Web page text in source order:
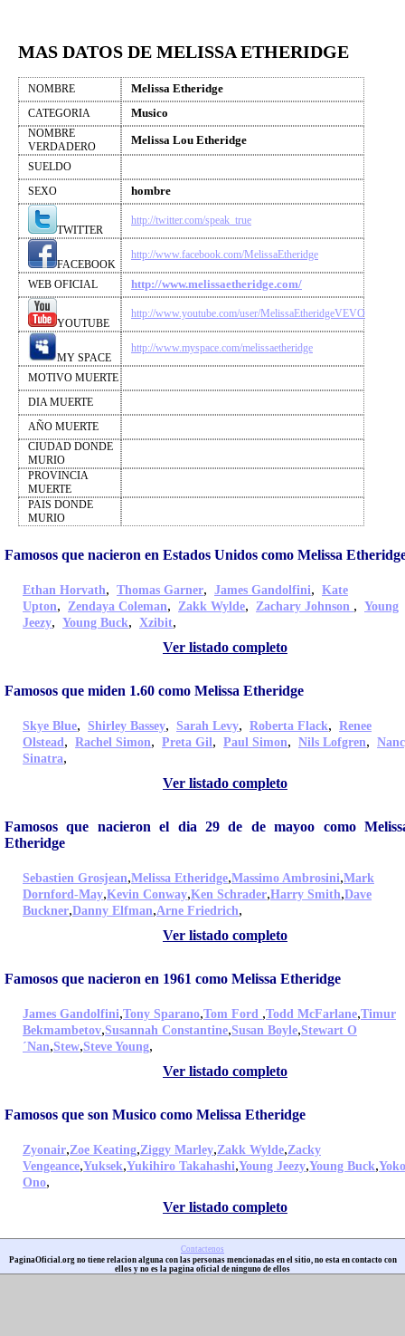
MAS DATOS DE MELISSA ETHERIDGE
NOMBRE Melissa Etheridge
CATEGORIA Musico
NOMBRE
VERDADERO
Melissa Lou Etheridge
SUELDO
SEXO
hombre
TWITTER
http://twitter.com/speak_true
FACEBOOK
http://www.facebook.com/MelissaEtheridge
WEB OFICIAL http://www.melissaetheridge.com/
YOUTUBE
http://www.youtube.com/user/MelissaEtheridgeVEVO
MY SPACE
http://www.myspace.com/melissaetheridge
MOTIVO MUERTE
DIA MUERTE
AÑO MUERTE
CIUDAD DONDE
MURIO
PROVINCIA
MUERTE
PAIS DONDE
MURIO
Famosos que nacieron en Estados Unidos como Melissa
Ethan Horvath, Thomas Garner, James Gandolfini, Kate
Upton, Zendaya Coleman, Zakk Wylde, Zachary Johnson , Young
Jeezy, Young Buck, Xzibit,
Ver listado completo
Famosos que miden 1.60 como Melissa Etheridge
Skye Blue, Shirley Bassey, Sarah Levy, Roberta Flack, Renee
Olstead, Rachel Simon, Preta Gil, Paul Simon, Nils Lofgren,
Sinatra,
Ver listado completo
Famosos que nacieron el dia 29 de de mayoo como
Etheridge
Sebastien Grosjean,Melissa Etheridge,Massimo Ambrosini,Mark
Dornford-May,Kevin Conway,Ken Schrader,Harry Smith,Dave
Buckner,Danny Elfman,Arne Friedrich,
Ver listado completo
Famosos que nacieron en 1961 como Melissa Etheridge
James Gandolfini,Tony Sparano,Tom Ford ,Todd McFarlane,Timur
Bekmambetov,Susannah Constantine,Susan Boyle,Stewart O
´Nan,Stew,Steve Young,
Ver listado completo
Famosos que son Musico como Melissa Etheridge
Zyonair,Zoe Keating,Ziggy Marley,Zakk Wylde,Zacky
Vengeance,Yuksek,Yukihiro Takahashi,Young Jeezy,Young Buck,Yoko
Ono,
Ver listado completo
Contactenos
PaginaOficial.org no tiene relacion alguna con las personas mencionadas en el sitio, no esta en contacto con
ellos y no es la pagina oficial de ninguno de ellos